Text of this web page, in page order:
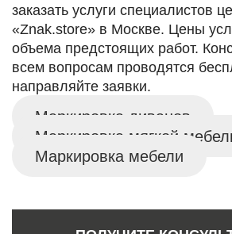
заказать услуги специалистов
«Znak.store» в Москве. Цены
объема предстоящих работ.
всем вопросам проводятся
направляйте заявки.
Маркировка диванов
Маркировка мягкой
Маркировка мебели